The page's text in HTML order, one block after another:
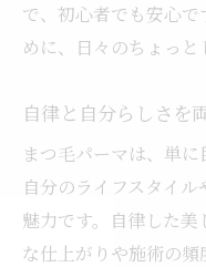
で、初心者でも安心
めに、日々のちょっと
自律と自分らしさを
まつ毛パーマは、単に
自分のライフスタイ
魅力です。自律した
な仕上がりや施術の